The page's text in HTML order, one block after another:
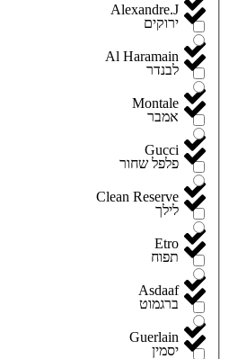
Alexandre.J
Al Haramain
Montale
Gucci
Clean Reserve
Etro
Asdaaf
Guerlain
ירוקים
לבנדר
אמבר
פלפל שחור
לילך
תפוח
ברגמוט
יסמין